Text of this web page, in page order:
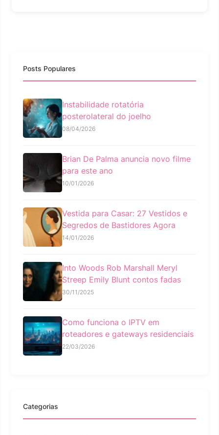
Posts Populares
Instabilidade rotatória
posterolateral do joelho
08/04/2026
Brian De Palma anuncia novo filme
para este ano
10/01/2026
Vestida para Casar: 27 Vestidos e
Segredos de Bastidores Agora
14/01/2026
Into Woods Rob Marshall Meryl
Streep Emily Blunt contos fadas
30/11/2025
Como funciona o IPTV em
roteadores e gateways residenciais
22/03/2026
Categorias